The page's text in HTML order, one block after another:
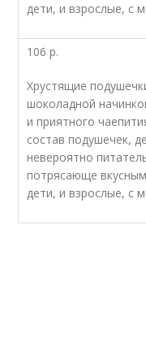
дети, и взрослые, с
106 р.
Хрустящие
шоколадной
и приятного
состав подушечек,
невероятно
потрясающе
дети, и взрослые, с